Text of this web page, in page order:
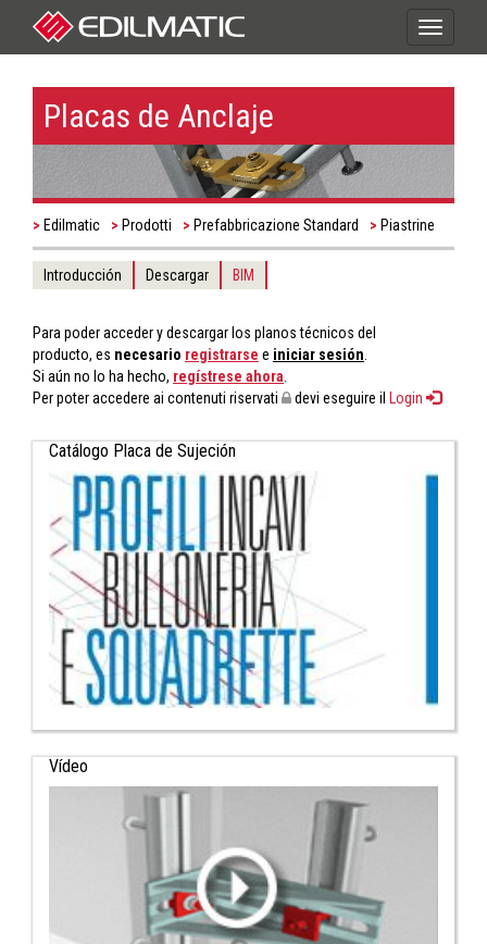
Toggle
Placas de Anclaje
Edilmatic Prodotti Prefabbricazione Standard Piastrine
Introducción Descargar BIM
Para poder acceder y descargar los planos técnicos del
producto, es necesario registrarse e iniciar sesión.
Si aún no lo ha hecho, regístrese ahora.
Per poter accedere ai contenuti riservati
devi eseguire il Login
Catálogo Placa de Sujeción
Vídeo